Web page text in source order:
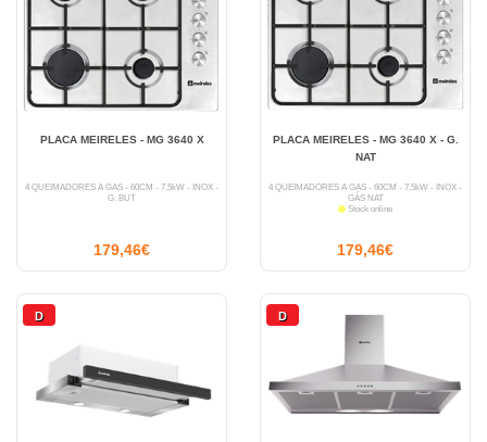
PLACA MEIRELES - MG 3640 X
4 QUEIMADORES A GÁS - 60CM - 7,5kW - INOX -
G. BUT
179,46€
PLACA MEIRELES - MG 3640 X - G.
NAT
4 QUEIMADORES A GÁS - 60CM - 7,5kW - INOX -
GÁS NAT
Stock online
179,46€
D D